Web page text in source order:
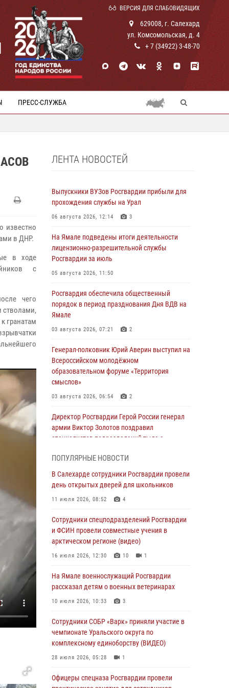
ВЕРСИЯ ДЛЯ СЛАБОВИДЯЩИХ
629008, г. Салехард
ул. Комсомольская, д. 4
+ 7 (34922) 3-48-70
ПРЕСС-СЛУЖБА
известно
в ДНР.
в ходе
с
чего
стволами,
гранатам
ЛЕНТА НОВОСТЕЙ
Выпускники ВУЗов Росгвардии прибыли для
прохождения службы на Урал
06 августа 2026, 12:14 3
На Ямале подведены итоги деятельности
лицензионно-разрешительной службы
Росгвардии за июль
05 августа 2026, 11:50
Росгвардия обеспечила общественный
порядок в период празднования Дня ВДВ на
Ямале
03 августа 2026, 07:21 2
Генерал-полковник Юрий Аверин выступил на
Всероссийском молодёжном
образовательном форуме «Территория
смыслов»
03 августа 2026, 06:54 2
Директор Росгвардии Герой России генерал
армии Виктор Золотов поздравил
специалистов подразделений тыла с
Сотрудники СОБР «Варк» повышают боевое
Офицеры спецназа Росгвардии провели
практическое занятие для сотрудников
прокуратуры на Ямале
В Уральском округе Росгвардии состоялось
заседание оперативного штаба
Сотрудники СОБР «Варк» приняли участие в
чемпионате Уральского округа по
ПОПУЛЯРНЫЕ НОВОСТИ
В Салехарде сотрудники Росгвардии провели
день открытых дверей для школьников
11 июля 2026, 08:52 4
Сотрудники спецподразделений Росгвардии
и ФСИН провели совместные учения в
арктическом регионе (видео)
16 июля 2026, 12:30 10 1
На Ямале военнослужащий Росгвардии
рассказал детям о военных ветеринарах
10 июля 2026, 10:33 3
Сотрудники СОБР «Варк» приняли участие в
чемпионате Уральского округа по
комплексному единоборству (ВИДЕО)
28 июля 2026, 05:28 1
Офицеры спецназа Росгвардии провели